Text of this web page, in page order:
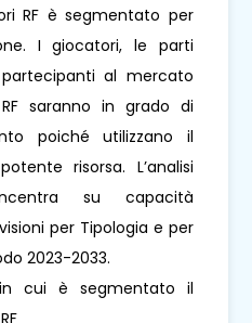
RF è segmentato per
I giocatori, le parti
al mercato
saranno in grado di
poiché utilizzano il
risorsa. L’analisi
su capacità
per Tipologia e per
2023-2033.
cui è segmentato il